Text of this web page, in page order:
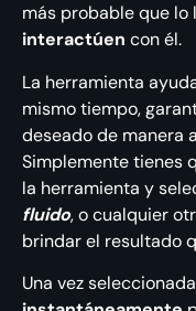
más probable que lo
interactúen con él.
La herramienta
mismo tiempo,
deseado de manera
Simplemente tienes
la herramienta y
fluido, o cualquier
brindar el resultado
Una vez